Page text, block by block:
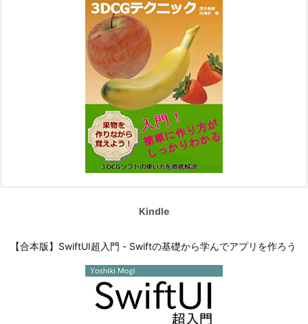
Kindle
【合本版】SwiftUI超入門 - Swiftの基礎から学んでアプリを作ろう